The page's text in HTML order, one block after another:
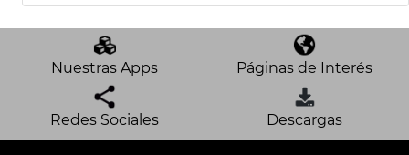
Nuestras Apps Páginas de Interés
Redes Sociales Descargas